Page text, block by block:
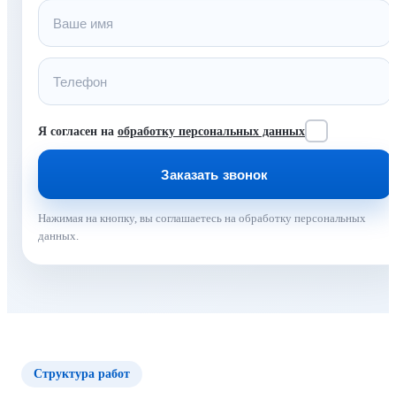
Я согласен на обработку персональных данных
Нажимая на кнопку, вы соглашаетесь на обработку персональных
данных.
Структура работ